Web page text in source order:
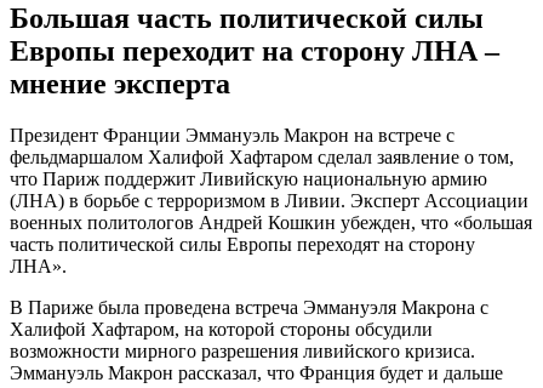
Большая часть политической силы
Европы переходит на сторону ЛНА –
мнение эксперта
Президент Франции Эммануэль Макрон на встрече с
фельдмаршалом Халифой Хафтаром сделал заявление о том,
что Париж поддержит Ливийскую национальную армию
(ЛНА) в борьбе с терроризмом в Ливии. Эксперт Ассоциации
военных политологов Андрей Кошкин убежден, что «большая
часть политической силы Европы переходят на сторону
ЛНА».
В Париже была проведена встреча Эммануэля Макрона с
Халифой Хафтаром, на которой стороны обсудили
возможности мирного разрешения ливийского кризиса.
Эммануэль Макрон рассказал, что Франция будет и дальше